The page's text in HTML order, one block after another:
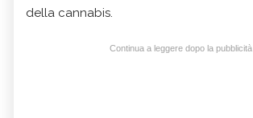
della cannabis.
Continua a leggere dopo la pubblicità